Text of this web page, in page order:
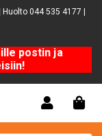
044 535 4177 |
postin ja